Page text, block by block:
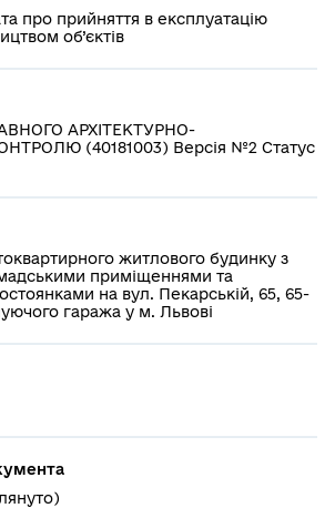
про прийняття в експлуатацію
об’єктів
АРХІТЕКТУРНО-
(40181003) Версія №2 Статус
житлового будинку з
приміщеннями та
на вул. Пекарській, 65, 65-
гаража у м. Львові